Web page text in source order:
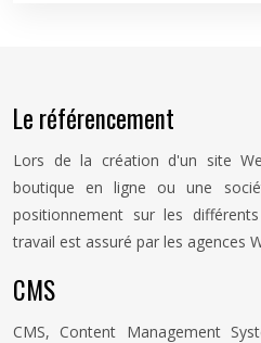
Le référencement
Lors de la création d'un site
boutique en ligne ou une
positionnement sur les
travail est assuré par les agences
CMS
CMS, Content Management